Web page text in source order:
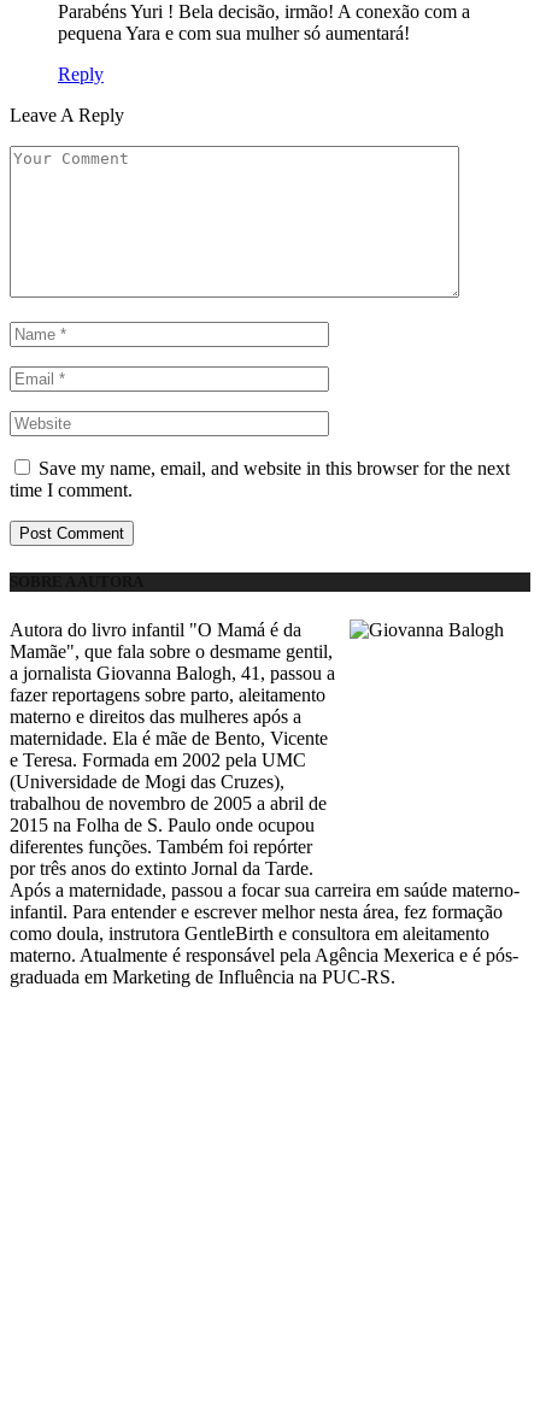
Parabéns Yuri ! Bela decisão, irmão! A conexão com a
pequena Yara e com sua mulher só aumentará!
Reply
Leave A Reply
Save my name, email, and website in this browser for the next
time I comment.
Autora do livro infantil "O Mamá é da
Mamãe", que fala sobre o desmame gentil,
a jornalista Giovanna Balogh, 41, passou a
fazer reportagens sobre parto, aleitamento
materno e direitos das mulheres após a
maternidade. Ela é mãe de Bento, Vicente
e Teresa. Formada em 2002 pela UMC
(Universidade de Mogi das Cruzes),
trabalhou de novembro de 2005 a abril de
2015 na Folha de S. Paulo onde ocupou
diferentes funções. Também foi repórter
por três anos do extinto Jornal da Tarde.
Após a maternidade, passou a focar sua carreira em saúde materno-
infantil. Para entender e escrever melhor nesta área, fez formação
como doula, instrutora GentleBirth e consultora em aleitamento
materno. Atualmente é responsável pela Agência Mexerica e é pós-
graduada em Marketing de Influência na PUC-RS.